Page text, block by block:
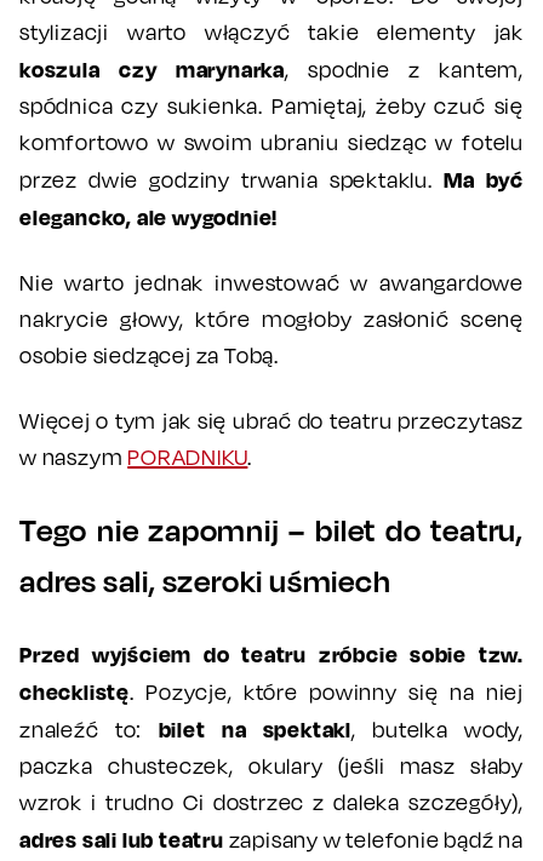
stylizacji warto włączyć takie elementy jak
koszula czy marynarka, spodnie z kantem,
spódnica czy sukienka. Pamiętaj, żeby czuć się
komfortowo w swoim ubraniu siedząc w fotelu
przez dwie godziny trwania spektaklu. Ma być
elegancko, ale wygodnie!
Nie warto jednak inwestować w awangardowe
nakrycie głowy, które mogłoby zasłonić scenę
osobie siedzącej za Tobą.
Więcej o tym jak się ubrać do teatru przeczytasz
w naszym PORADNIKU.
Tego nie zapomnij – bilet do teatru,
adres sali, szeroki uśmiech
Przed wyjściem do teatru zróbcie sobie tzw.
checklistę. Pozycje, które powinny się na niej
znaleźć to: bilet na spektakl, butelka wody,
paczka chusteczek, okulary (jeśli masz słaby
wzrok i trudno Ci dostrzec z daleka szczegóły),
adres sali lub teatru zapisany w telefonie bądź na